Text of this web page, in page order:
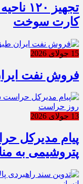
تجهیز
کارت سوخت
15 جولای 2026
فروش نفت
13 جولای 2026
پیام مدیرکل
پتروشیمی به